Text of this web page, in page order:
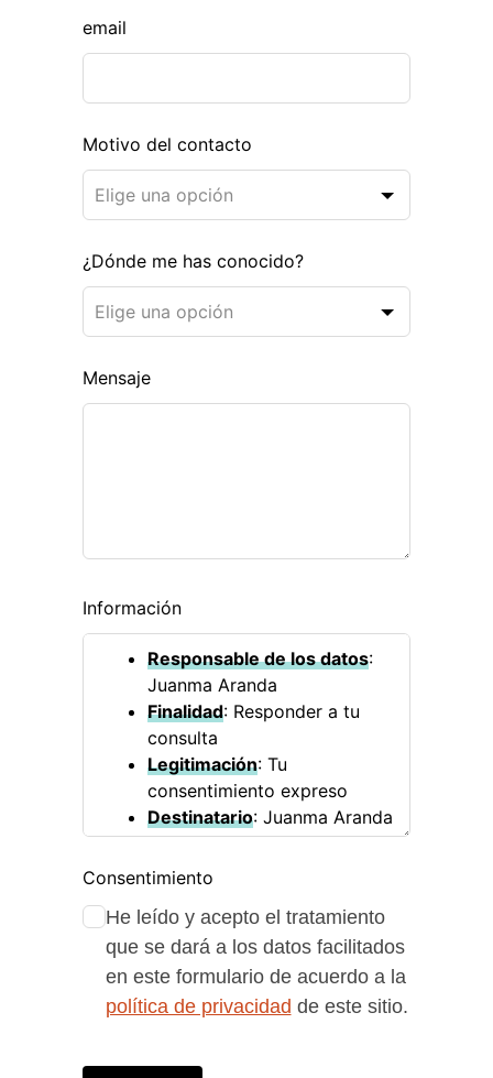
f
d
b
n
k
email
Motivo del contacto
¿Dónde me has conocido?
Mensaje
Información
Responsable de los datos:
Juanma Aranda
Finalidad: Responder a tu
consulta
Legitimación: Tu
consentimiento expreso
Destinatario: Juanma Aranda
(no se cederán a terceros)
Derechos
portabilidad y olvido de tus
datos.
Consentimiento
He leído y acepto el tratamiento
que se dará a los datos facilitados
en este formulario de acuerdo a la
política de privacidad de este sitio.